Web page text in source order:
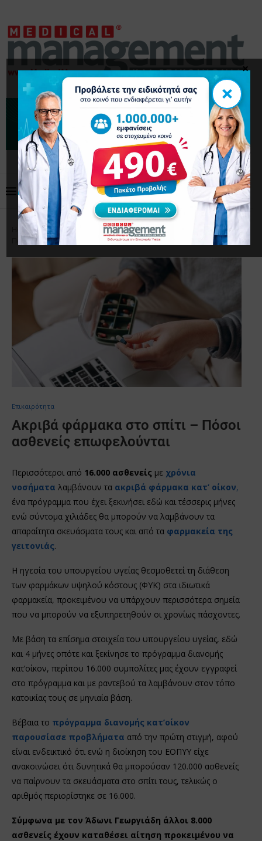
Home Επικαιρότητα
Ακριβά φάρμακα στο σπίτι –
Πόσοι ασθενείς επωφελούνται
Επικαιρότητα
Ακριβά φάρμακα στο σπίτι – Πόσοι
ασθενείς επωφελούνται
Περισσότεροι από 16.000 ασθενείς με χρόνια
νοσήματα λαμβάνουν τα ακριβά φάρμακα κατ’ οίκον,
ένα πρόγραμμα που έχει ξεκινήσει εδώ και τέσσερις μήνες
ενώ σύντομα χιλιάδες θα μπορούν να λαμβάνουν τα
απαραίτητα σκευάσματα τους και από τα φαρμακεία της
γειτονιάς.
Η ηγεσία του υπουργείου υγείας θεσμοθετεί τη διάθεση
των φαρμάκων υψηλού κόστους (ΦΥΚ) στα ιδιωτικά
φαρμακεία, προκειμένου να υπάρχουν περισσότερα σημεία
που να μπορούν να εξυπηρετηθούν οι χρονίως πάσχοντες.
Με βάση τα επίσημα στοιχεία του υπουργείου υγείας, εδώ
και 4 μήνες οπότε και ξεκίνησε το πρόγραμμα διανομής
κατ’οίκον, περίπου 16.000 συμπολίτες μας έχουν εγγραφεί
στο πρόγραμμα και με ραντεβού τα λαμβάνουν στον τόπο
κατοικίας τους σε μηνιαία βάση.
Βέβαια το πρόγραμμα διανομής κατ’οίκον
παρουσίασε προβλήματα από την πρώτη στιγμή, αφού
είναι ενδεικτικό ότι ενώ η διοίκηση του ΕΟΠΥΥ είχε
ανακοινώσει ότι δυνητικά θα μπορούσαν 120.000 ασθενείς
να παίρνουν τα σκευάσματα στο σπίτι τους, τελικώς ο
αριθμός περιορίστηκε σε 16.000.
Σύμφωνα με τον Άδωνι Γεωργιάδη άλλοι 8.000
ασθενείς έχουν καταθέσει αίτηση προκειμένου να
×
×